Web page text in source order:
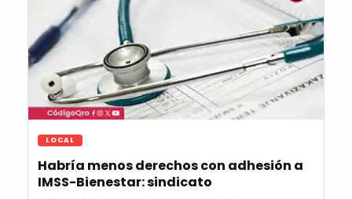
LOCAL
Habría menos derechos con adhesión a
IMSS-Bienestar: sindicato